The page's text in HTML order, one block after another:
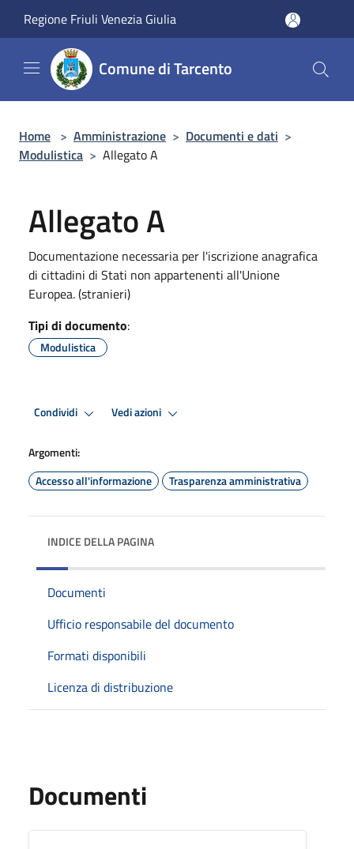
Regione Friuli Venezia Giulia
Comune di Tarcento
Home > Amministrazione > Documenti e dati >
Modulistica > Allegato A
Allegato A
Documentazione necessaria per l'iscrizione anagrafica
di cittadini di Stati non appartenenti all'Unione
Europea. (stranieri)
Tipi di documento:
Modulistica
Condividi Vedi azioni
Argomenti:
Accesso all'informazione
Trasparenza amministrativa
INDICE DELLA PAGINA
Documenti
Ufficio responsabile del documento
Formati disponibili
Licenza di distribuzione
Documenti